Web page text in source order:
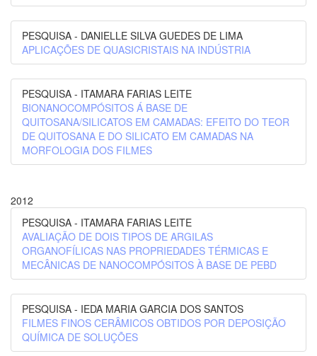
PESQUISA - DANIELLE SILVA GUEDES DE LIMA
APLICAÇÕES DE QUASICRISTAIS NA INDÚSTRIA
PESQUISA - ITAMARA FARIAS LEITE
BIONANOCOMPÓSITOS Á BASE DE
QUITOSANA/SILICATOS EM CAMADAS: EFEITO DO TEOR
DE QUITOSANA E DO SILICATO EM CAMADAS NA
MORFOLOGIA DOS FILMES
2012
PESQUISA - ITAMARA FARIAS LEITE
AVALIAÇÃO DE DOIS TIPOS DE ARGILAS
ORGANOFÍLICAS NAS PROPRIEDADES TÉRMICAS E
MECÂNICAS DE NANOCOMPÓSITOS À BASE DE PEBD
PESQUISA - IEDA MARIA GARCIA DOS SANTOS
FILMES FINOS CERÂMICOS OBTIDOS POR DEPOSIÇÃO
QUÍMICA DE SOLUÇÕES